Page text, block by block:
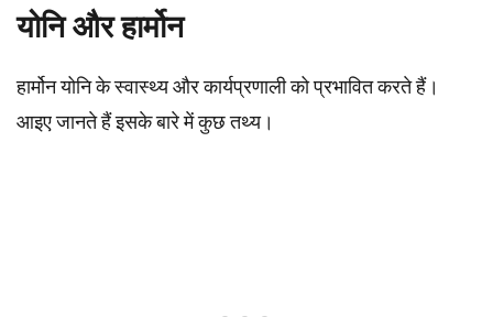
योनि और हार्मोन
हार्मोन योनि के स्वास्थ्य और कार्यप्रणाली को प्रभावित करते हैं।
आइए जानते हैं इसके बारे में कुछ तथ्य।